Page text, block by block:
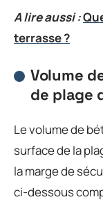
A lire aussi :
terrasse ?
Volume
de plage
Le volume de
surface de la
la marge de
ci-dessous